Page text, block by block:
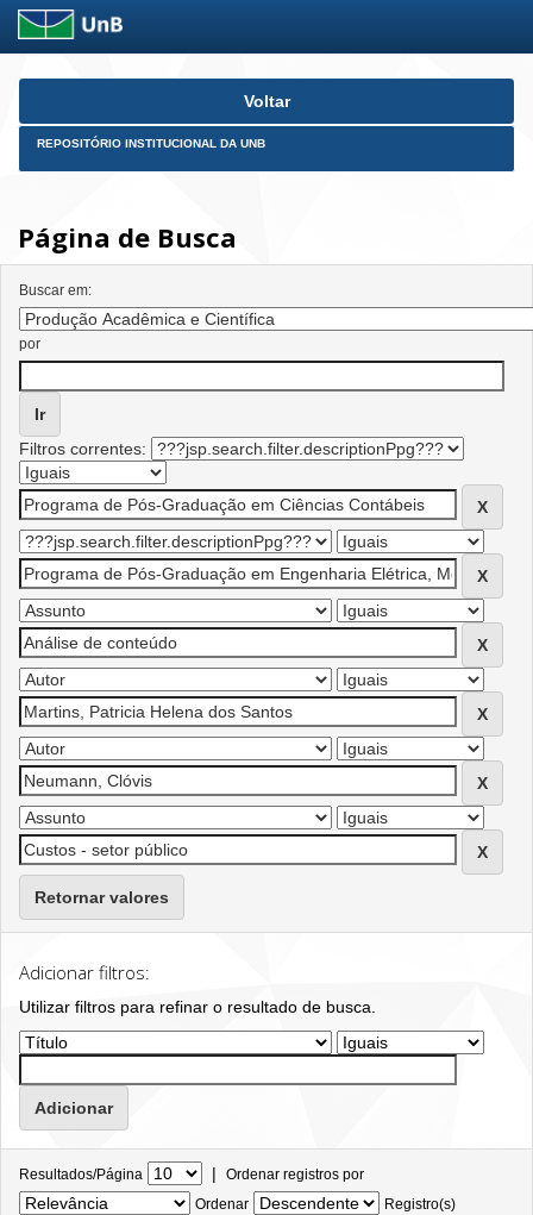
Skip
Voltar
REPOSITÓRIO INSTITUCIONAL DA UNB
Página de Busca
Buscar em:
por
Filtros correntes:
Retornar valores
Adicionar filtros:
Utilizar filtros para refinar o resultado de busca.
Resultados/Página | Ordenar registros por
Ordenar
Registro(s)